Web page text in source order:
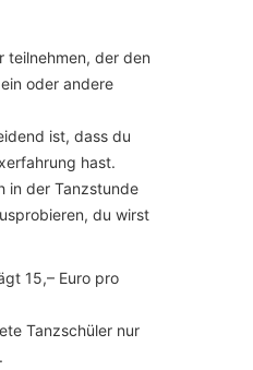
teilnehmen, der den
oder andere
ist, dass du
hast.
in der Tanzstunde
du wirst
15,– Euro pro
Tanzschüler nur